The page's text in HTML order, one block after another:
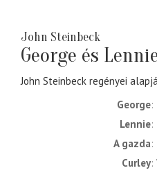
John Steinbeck
George és
John Steinbeck regényei
George
Lennie
A gazda
Curley